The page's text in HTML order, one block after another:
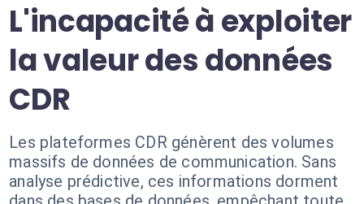
L'incapacité à exploiter
la valeur des données
CDR
Les plateformes CDR génèrent des volumes
massifs de données de communication. Sans
analyse prédictive, ces informations dorment